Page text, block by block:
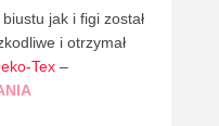
jak i figi został
i otrzymał
Tex –